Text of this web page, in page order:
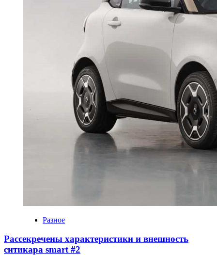
Разное
Рассекречены характеристики и внешность
ситикара smart #2